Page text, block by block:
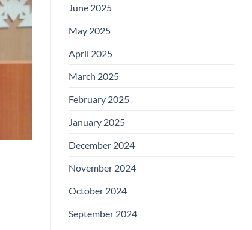
June 2025
May 2025
April 2025
March 2025
February 2025
January 2025
December 2024
November 2024
October 2024
September 2024